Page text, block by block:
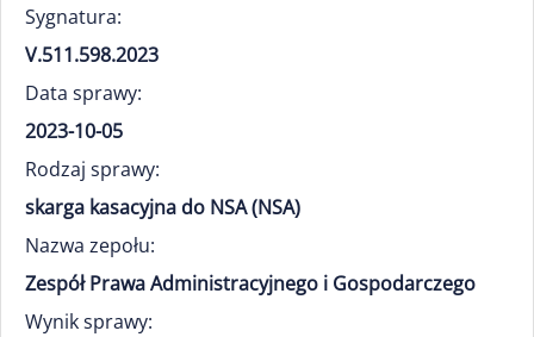
Sygnatura:
V.511.598.2023
Data sprawy:
2023-10-05
Rodzaj sprawy:
skarga kasacyjna do NSA (NSA)
Nazwa zepołu:
Zespół Prawa Administracyjnego i Gospodarczego
Wynik sprawy: